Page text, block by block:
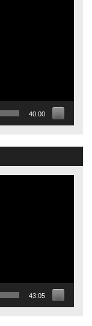
40:00
43:05